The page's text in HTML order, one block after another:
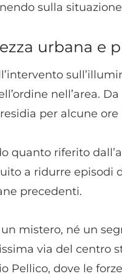
sulla
urbana e
nell’area.
per alcune
quanto riferito
a ridurre episodi
precedenti.
un mistero, né un
via del centro
Pellico, dove le